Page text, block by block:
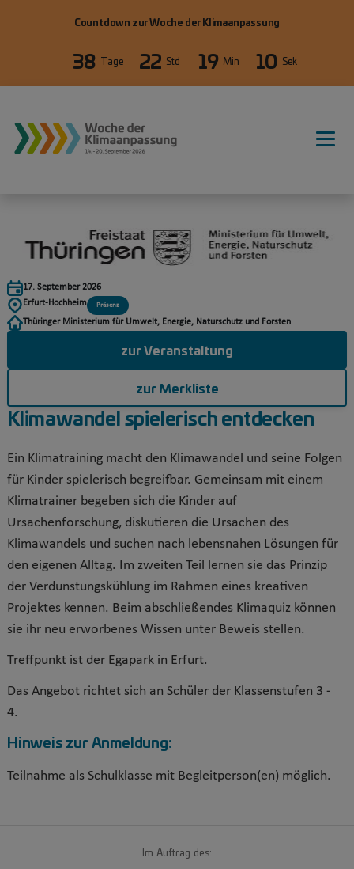
Countdown zur Woche der Klimaanpassung
38 Tage 22 Std 19 Min 10 Sek
Klimawandel spielerisch entdecken
Ein Klimatraining macht den Klimawandel und seine Folgen
für Kinder spielerisch begreifbar. Gemeinsam mit einem
Klimatrainer begeben sich die Kinder auf
Ursachenforschung, diskutieren die Ursachen des
Klimawandels und suchen nach lebensnahen Lösungen für
den eigenen Alltag. Im zweiten Teil lernen sie das Prinzip
der Verdunstungskühlung im Rahmen eines kreativen
Projektes kennen. Beim abschließendes Klimaquiz können
sie ihr neu erworbenes Wissen unter Beweis stellen.
Treffpunkt ist der Egapark in Erfurt.
Das Angebot richtet sich an Schüler der Klassenstufen 3 -
4.
Hinweis zur Anmeldung:
Teilnahme als Schulklasse mit Begleitperson(en) möglich.
17. September 2026
Erfurt-Hochheim
Präsenz
Thüringer Ministerium für Umwelt, Energie, Naturschutz und Forsten
zur Veranstaltung
zur Merkliste
Im Auftrag des: